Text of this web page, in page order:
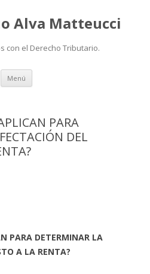
Alva Matteucci
con el Derecho Tributario.
Menú Ir
contenido
PARA
DEL
PARA DETERMINAR LA
A LA RENTA?